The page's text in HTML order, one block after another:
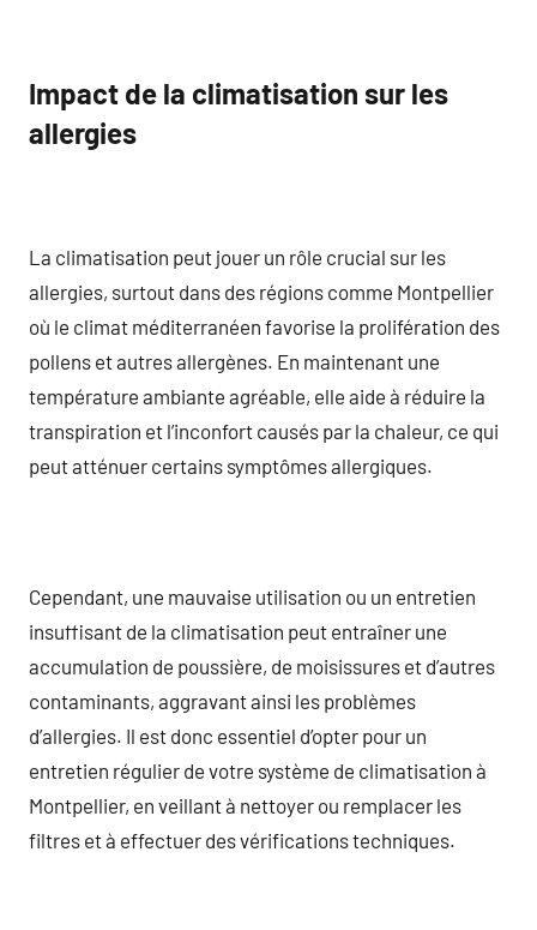
Impact de la climatisation sur les
allergies
La climatisation peut jouer un rôle crucial sur les
allergies, surtout dans des régions comme Montpellier
où le climat méditerranéen favorise la prolifération des
pollens et autres allergènes. En maintenant une
température ambiante agréable, elle aide à réduire la
transpiration et l’inconfort causés par la chaleur, ce qui
peut atténuer certains symptômes allergiques.
Cependant, une mauvaise utilisation ou un entretien
insuffisant de la climatisation peut entraîner une
accumulation de poussière, de moisissures et d’autres
contaminants, aggravant ainsi les problèmes
d’allergies. Il est donc essentiel d’opter pour un
entretien régulier de votre système de climatisation à
Montpellier, en veillant à nettoyer ou remplacer les
filtres et à effectuer des vérifications techniques.